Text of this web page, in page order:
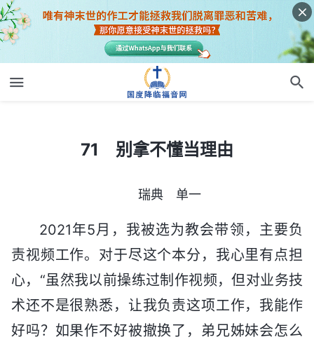
71 别拿不懂当理由
瑞典 单一
2021年5月，我被选为教会带领，主要负
责视频工作。对于尽这个本分，我心里有点担
心，“虽然我以前操练过制作视频，但对业务技
术还不是很熟悉，让我负责这项工作，我能作
好吗？如果作不好被撤换了，弟兄姊妹会怎么